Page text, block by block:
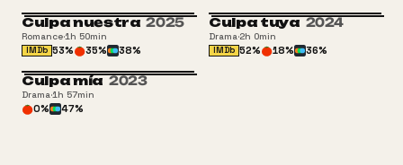
Culpa nuestra 2025
Romance·1h 50min
IMDb 53% 35% 38%
Culpa tuya 2024
Drama·2h 0min
IMDb 52% 18% 36%
Culpa mía 2023
Drama·1h 57min
0% 47%